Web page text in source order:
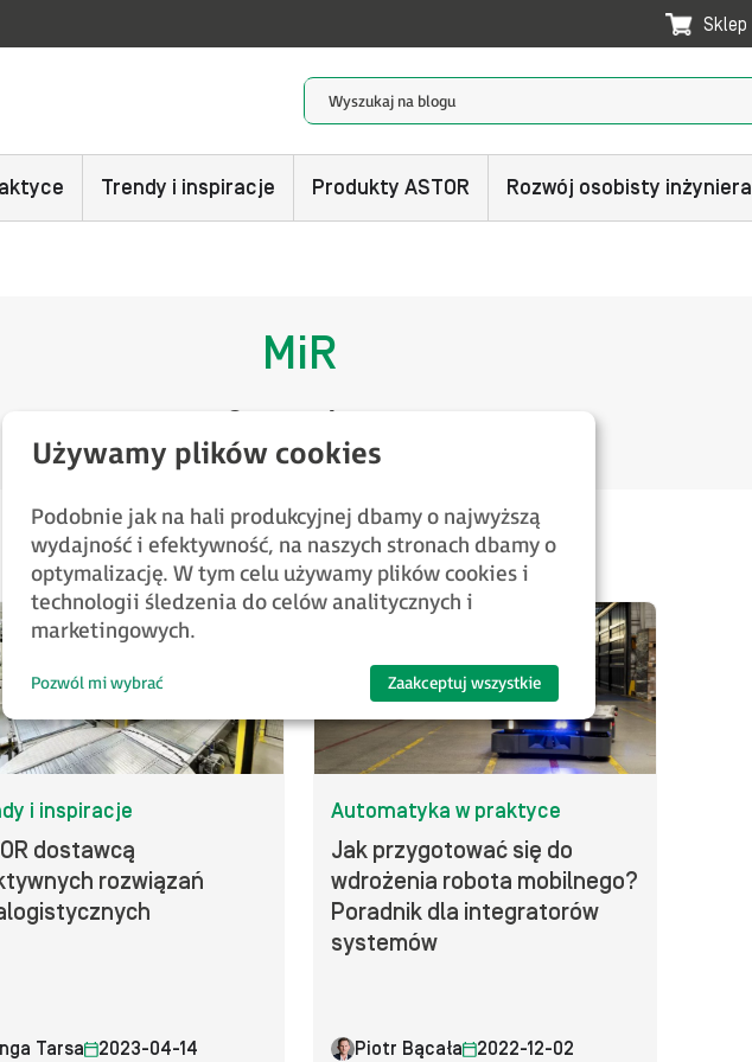
Sklep
Trendy i inspiracje Produkty ASTOR Rozwój osobisty inżyniera
MiR
3 postów
i inspiracje
dostawcą
rozwiązań
Tarsa 2023-04-14
Automatyka w praktyce
Jak przygotować się do
wdrożenia robota mobilnego?
Poradnik dla integratorów
systemów
Piotr Bącała 2022-12-02
Podobnie jak na hali produkcyjnej dbamy o najwyższą
wydajność i efektywność, na naszych stronach dbamy o
optymalizację. W tym celu używamy plików cookies i
technologii śledzenia do celów analitycznych i
marketingowych.
Pozwól mi wybrać Zaakceptuj wszystkie